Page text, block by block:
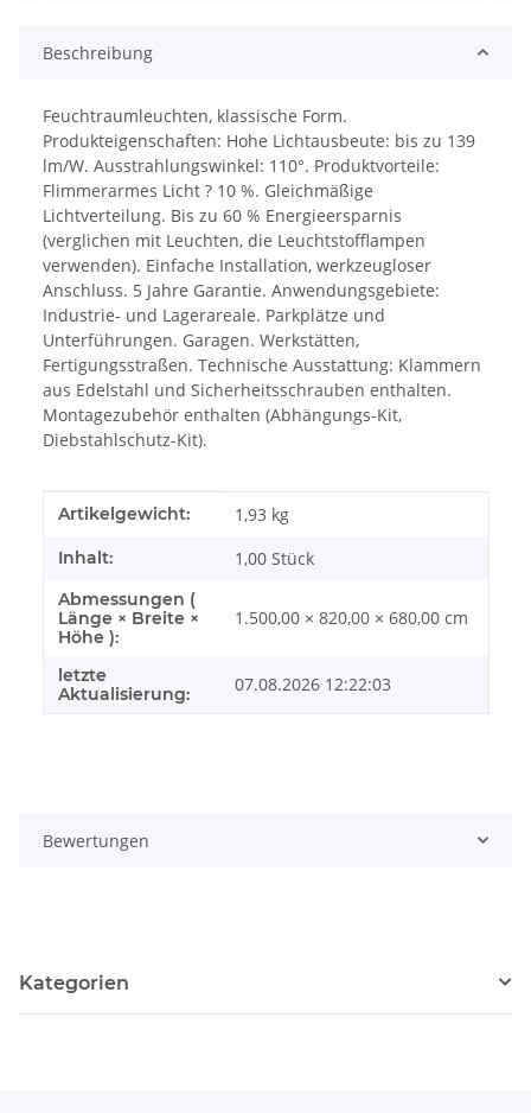
Beschreibung
Feuchtraumleuchten, klassische Form.
Produkteigenschaften: Hohe Lichtausbeute: bis zu 139
lm/W. Ausstrahlungswinkel: 110°. Produktvorteile:
Flimmerarmes Licht ? 10 %. Gleichmäßige
Lichtverteilung. Bis zu 60 % Energieersparnis
(verglichen mit Leuchten, die Leuchtstofflampen
verwenden). Einfache Installation, werkzeugloser
Anschluss. 5 Jahre Garantie. Anwendungsgebiete:
Industrie- und Lagerareale. Parkplätze und
Unterführungen. Garagen. Werkstätten,
Fertigungsstraßen. Technische Ausstattung: Klammern
aus Edelstahl und Sicherheitsschrauben enthalten.
Montagezubehör enthalten (Abhängungs-Kit,
Diebstahlschutz-Kit).
Produkteigenschaft
Wert
Artikelgewicht: 1,93 kg
Inhalt: 1,00 Stück
Abmessungen (
Länge × Breite ×
Höhe ):
1.500,00 × 820,00 × 680,00 cm
letzte
Aktualisierung:
07.08.2026 12:22:03
Bewertungen
Kategorien